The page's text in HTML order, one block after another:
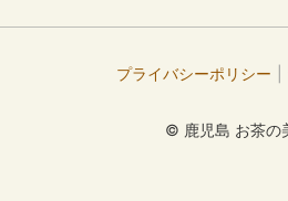
プライバシーポリシー
© 鹿児島 お茶の